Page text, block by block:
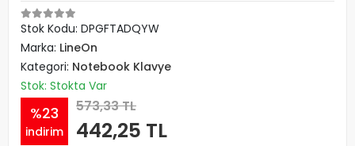
Stok Kodu: DPGFTADQYW
Marka: LineOn
Kategori: Notebook Klavye
Stok: Stokta Var
%23
indirim
573,33 TL
442,25 TL